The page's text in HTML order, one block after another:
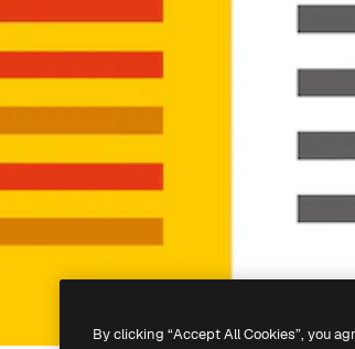
By clicking “Accept All Cookies”, you